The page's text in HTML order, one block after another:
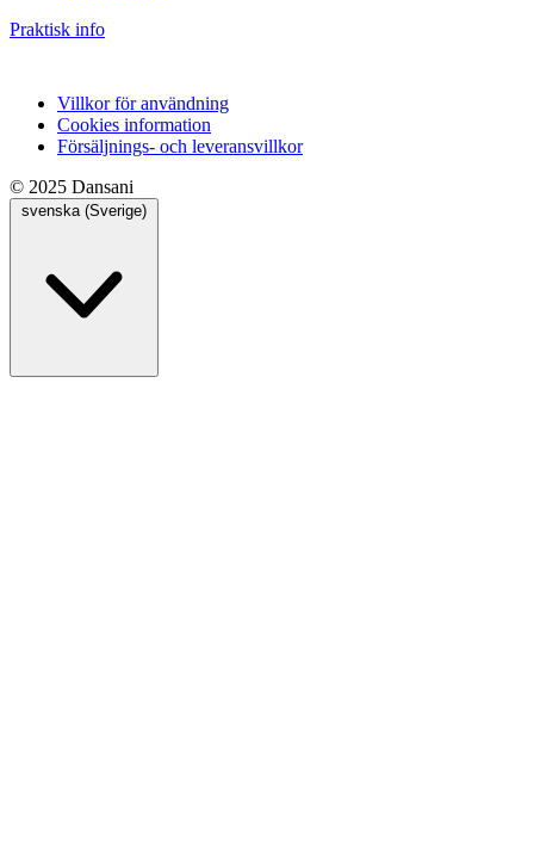
Praktisk info
Villkor för användning
Cookies information
Försäljnings- och leveransvillkor
© 2025 Dansani
svenska (Sverige)